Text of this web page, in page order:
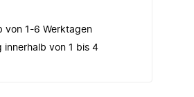
von 1-6 Werktagen
innerhalb von 1 bis 4